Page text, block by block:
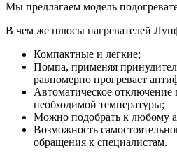
Мы предлагаем модель
В чем же плюсы нагревателей
Компактные и легкие;
Помпа, применяя
равномерно прогревает
Автоматическое отключение
необходимой температуры;
Можно подобрать к любому
Возможность
обращения к специалистам.